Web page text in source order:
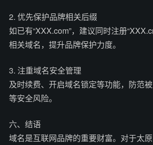
2. 优先保护品牌相关后缀
如已有“XXX.com”，建议同时注册
相关域名，提升品牌保护力度。
3. 注重域名安全管理
及时续费、开启域名锁定等功能，防范
等安全风险。
六、结语
域名是互联网品牌的重要财富。对于太